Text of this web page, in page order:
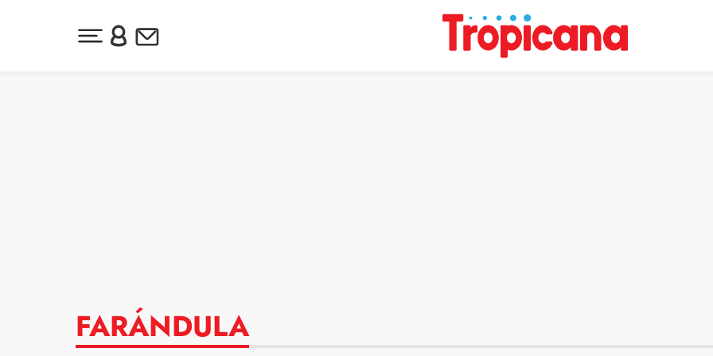
Desplegar menú principal
Inicia sesión o regístrate
Newsletter
FARÁNDULA